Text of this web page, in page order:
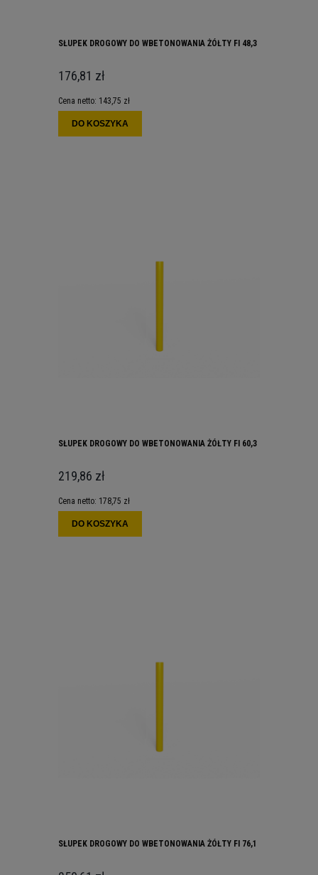
SŁUPEK DROGOWY DO WBETONOWANIA ŻÓŁTY FI 48,3
176,81 zł
Cena netto: 143,75 zł
DO KOSZYKA
SŁUPEK DROGOWY DO WBETONOWANIA ŻÓŁTY FI 60,3
219,86 zł
Cena netto: 178,75 zł
DO KOSZYKA
SŁUPEK DROGOWY DO WBETONOWANIA ŻÓŁTY FI 76,1